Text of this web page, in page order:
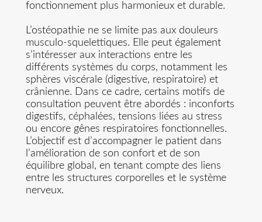
fonctionnement plus harmonieux et durable.
L’ostéopathie ne se limite pas aux douleurs
musculo-squelettiques. Elle peut également
s’intéresser aux interactions entre les
différents systèmes du corps, notamment les
sphères viscérale (digestive, respiratoire) et
crânienne. Dans ce cadre, certains motifs de
consultation peuvent être abordés : inconforts
digestifs, céphalées, tensions liées au stress
ou encore gênes respiratoires fonctionnelles.
L’objectif est d’accompagner le patient dans
l’amélioration de son confort et de son
équilibre global, en tenant compte des liens
entre les structures corporelles et le système
nerveux.